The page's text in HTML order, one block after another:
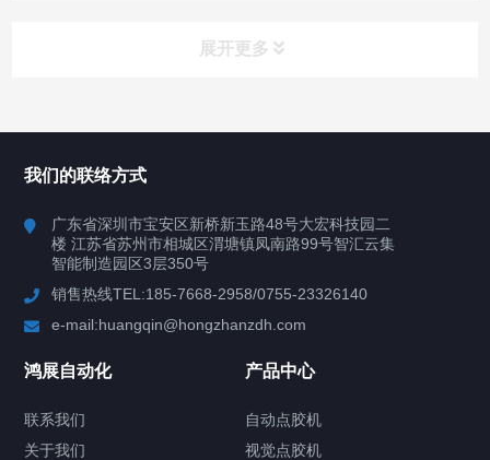
展开更多
案例视频
联系我们
关于我们
我们的联络方式
广东省深圳市宝安区新桥新玉路48号大宏科技园二
楼 江苏省苏州市相城区渭塘镇凤南路99号智汇云集
智能制造园区3层350号
销售热线TEL:185-7668-2958/0755-23326140
e-mail:huangqin@hongzhanzdh.com
鸿展自动化
联系我们
关于我们
产品中心
自动点胶机
视觉点胶机